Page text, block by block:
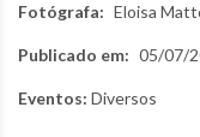
Fotógrafa: Eloisa
Publicado em: 05/07/
Eventos: Diversos